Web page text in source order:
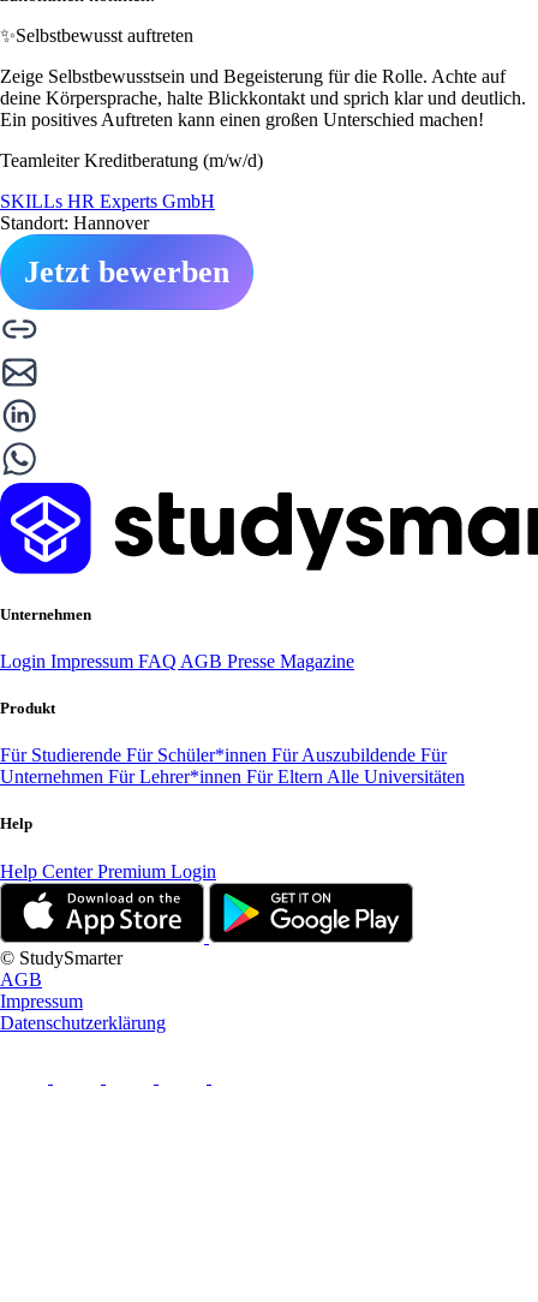
✨Selbstbewusst auftreten
Zeige Selbstbewusstsein und Begeisterung für die Rolle. Achte auf
deine Körpersprache, halte Blickkontakt und sprich klar und deutlich.
Ein positives Auftreten kann einen großen Unterschied machen!
Teamleiter Kreditberatung (m/w/d)
SKILLs HR Experts GmbH
Standort: Hannover
Jetzt bewerben
Unternehmen
Login Impressum FAQ AGB Presse Magazine
Produkt
Für Studierende Für Schüler*innen Für Auszubildende Für
Unternehmen Für Lehrer*innen Für Eltern Alle Universitäten
Help
Help CenterPremium Login
© StudySmarter
AGB
Impressum
Datenschutzerklärung